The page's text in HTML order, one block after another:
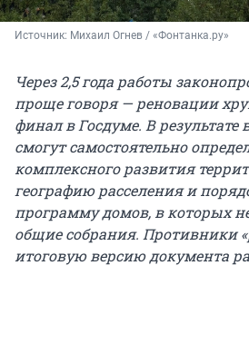
Источник: Михаил Огнев / «Фонтанка.ру»
Через 2,5 года работы
проще говоря — реновации
финал в Госдуме. В результате
смогут самостоятельно
комплексного развития
географию расселения и
программу домов, в которых
общие собрания. Противники
итоговую версию документа